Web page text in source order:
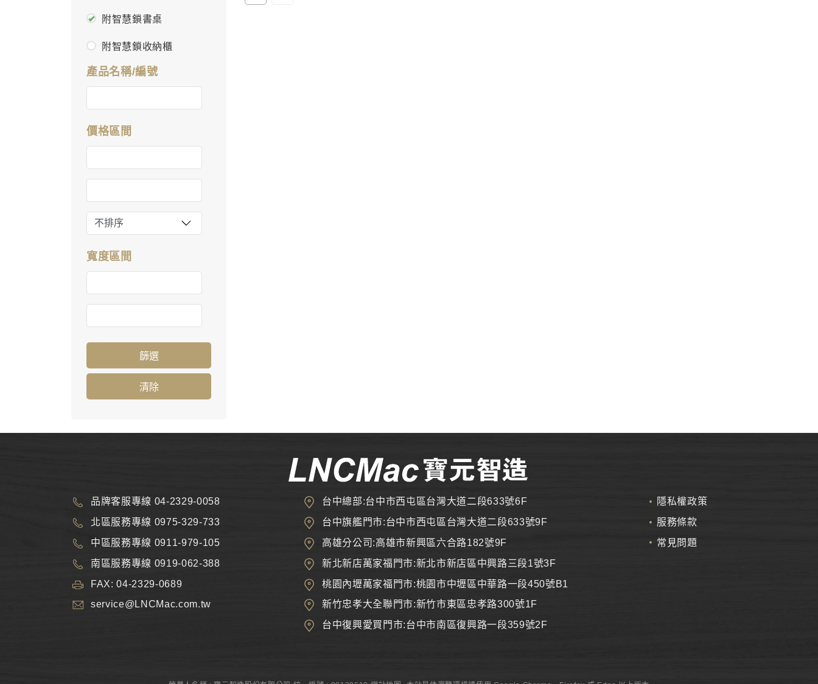
附智慧鎖書桌
附智慧鎖收納櫃
產品名稱/編號
價格區間
寬度區間
篩選
清除
品牌客服專線 04-2329-0058
北區服務專線 0975-329-733
中區服務專線 0911-979-105
南區服務專線 0919-062-388
FAX: 04-2329-0689
service@LNCMac.com.tw
台中總部:台中市西屯區台灣大道二段633號6F
台中旗艦門市:台中市西屯區台灣大道二段633號9F
高雄分公司:高雄市新興區六合路182號9F
新北新店萬家福門市:新北市新店區中興路三段1號3F
桃園內壢萬家福門市:桃園市中壢區中華路一段450號B1
新竹忠孝大全聯門市:新竹市東區忠孝路300號1F
台中復興愛買門市:台中市南區復興路一段359號2F
隱私權政策
服務條款
常見問題